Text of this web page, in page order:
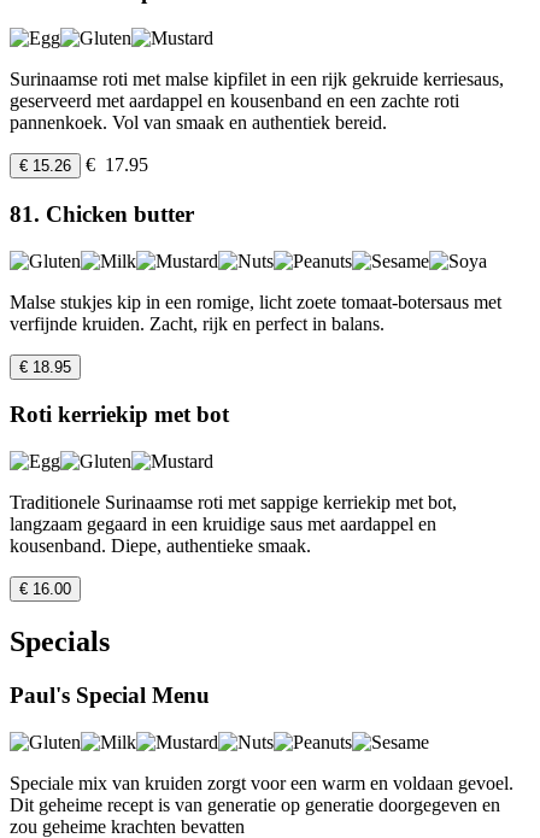
Surinaamse roti met malse kipfilet in een rijk gekruide kerriesaus,
geserveerd met aardappel en kousenband en een zachte roti
pannenkoek. Vol van smaak en authentiek bereid.
€ 15.26 € 17.95
81. Chicken butter
Malse stukjes kip in een romige, licht zoete tomaat-botersaus met
verfijnde kruiden. Zacht, rijk en perfect in balans.
€ 18.95
Roti kerriekip met bot
Traditionele Surinaamse roti met sappige kerriekip met bot,
langzaam gegaard in een kruidige saus met aardappel en
kousenband. Diepe, authentieke smaak.
€ 16.00
Specials
Paul's Special Menu
Speciale mix van kruiden zorgt voor een warm en voldaan gevoel.
Dit geheime recept is van generatie op generatie doorgegeven en
zou geheime krachten bevatten